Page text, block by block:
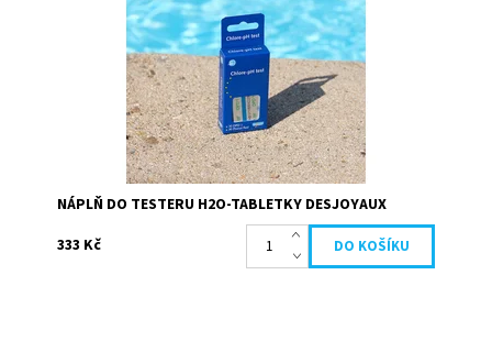
Dostupnost:
Skladem
27051
Desjoyaux
NÁPLŇ DO TESTERU H2O-TABLETKY DESJOYAUX
333 Kč